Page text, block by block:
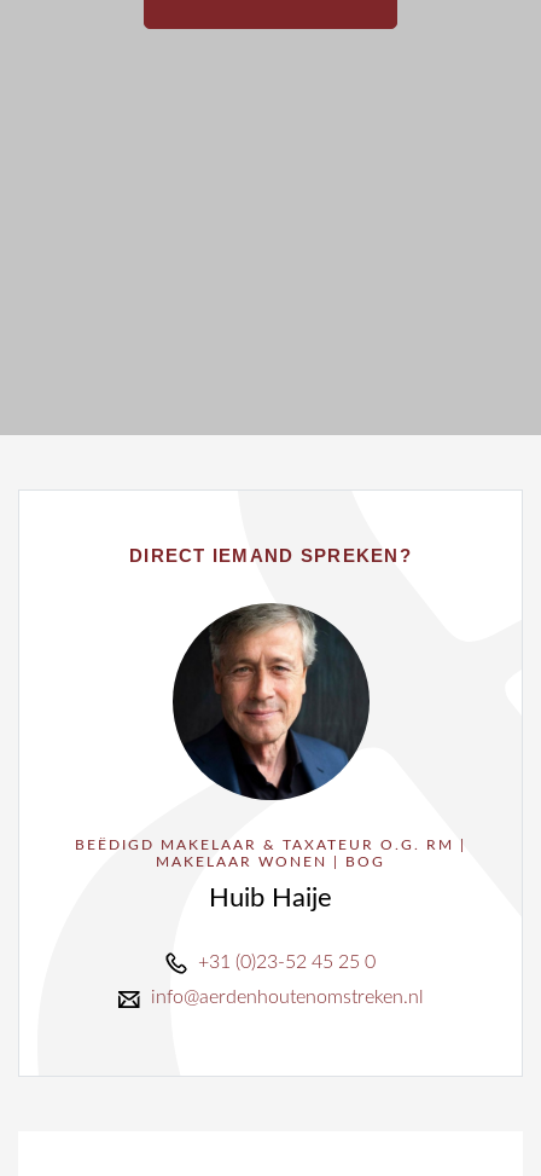
DIRECT IEMAND SPREKEN?
BEËDIGD MAKELAAR & TAXATEUR O.G. RM |
MAKELAAR WONEN | BOG
Huib Haije
+31 (0)23-52 45 25 0
info@aerdenhoutenomstreken.nl